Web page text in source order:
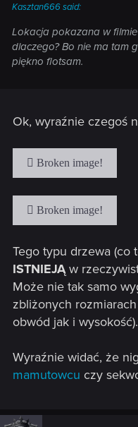
Kasztan666 said:
Lokacja pokazana w
dlaczego? Bo nie ma tam
piękno flotsam.
Ok, wyraźnie czegoś
Tego typu drzewa (co
ISTNIEJĄw
Może nie tak samo
zbliżonych
obwód jak i wysokość).
Wyraźnie widać, że
mamutowcu czy